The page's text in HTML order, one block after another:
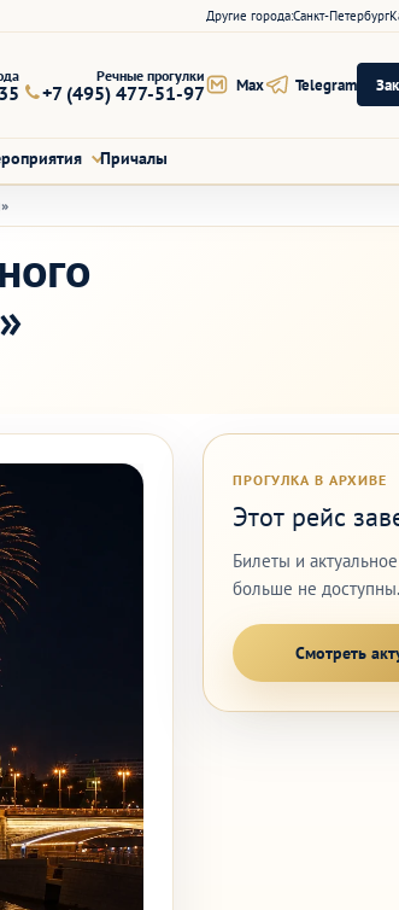
Другие города:Санкт-Петербург
Причалы
Речные прогулки
+7 (495) 477-51-97 Max Telegram
ПРОГУЛКА В АРХИВЕ
Этот рейс
Билеты и
больше не доступны.
Смотреть